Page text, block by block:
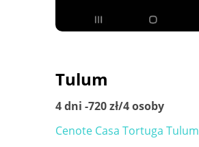
Tulum
4 dni -720 zł/4 osoby
Cenote Casa Tortuga Tulum